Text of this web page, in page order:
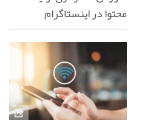
محتوا در اینستاگرام